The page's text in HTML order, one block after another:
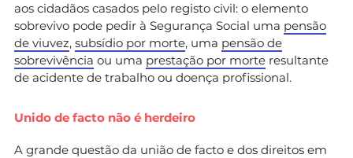
aos cidadãos casados pelo registo civil: o elemento
sobrevivo pode pedir à Segurança Social uma pensão
de viuvez, subsídio por morte, uma pensão de
sobrevivência ou uma prestação por morte resultante
de acidente de trabalho ou doença profissional.
Unido de facto não é herdeiro
A grande questão da união de facto e dos direitos em